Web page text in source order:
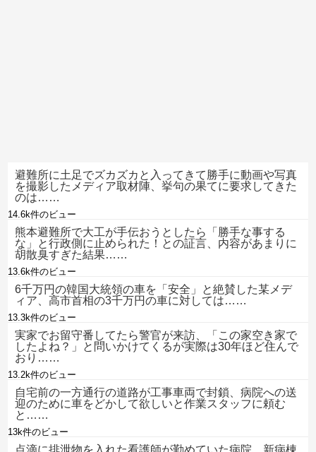
避難所に土足でズカズカと入ってきて勝手に動画や写真
を撮影したメディア取材陣、挙句の果てに要求してきた
のは……
14.6k件のビュー
熊本避難所で大工が手伝おうとしたら「勝手な事する
な」と行政側に止められた！との証言、内容があまりに
胡散臭すぎた結果……
13.6k件のビュー
6千万円の韓国大統領の車を「安全」と絶賛した某メデ
ィア、高市首相の3千万円の車に対しては……
13.3k件のビュー
実家でお留守番してたら警官が来訪、「この家空き家で
したよね？」と問いかけてくるが実際は30年ほど住んで
おり……
13.2k件のビュー
自宅前の一方通行の道路が工事車両で封鎖、病院への送
迎のために車をどかして欲しいと作業スタッフに頼む
と……
13k件のビュー